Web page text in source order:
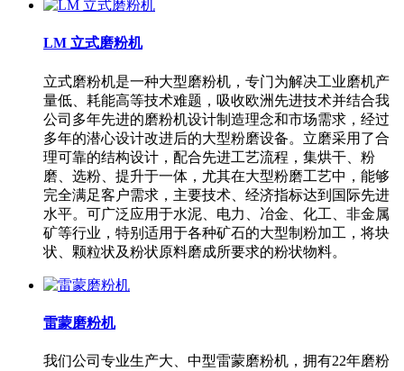
LM 立式磨粉机
立式磨粉机是一种大型磨粉机，专门为解决工业磨机产
量低、耗能高等技术难题，吸收欧洲先进技术并结合我
公司多年先进的磨粉机设计制造理念和市场需求，经过
多年的潜心设计改进后的大型粉磨设备。立磨采用了合
理可靠的结构设计，配合先进工艺流程，集烘干、粉
磨、选粉、提升于一体，尤其在大型粉磨工艺中，能够
完全满足客户需求，主要技术、经济指标达到国际先进
水平。可广泛应用于水泥、电力、冶金、化工、非金属
矿等行业，特别适用于各种矿石的大型制粉加工，将块
状、颗粒状及粉状原料磨成所要求的粉状物料。
雷蒙磨粉机
我们公司专业生产大、中型雷蒙磨粉机，拥有22年磨粉